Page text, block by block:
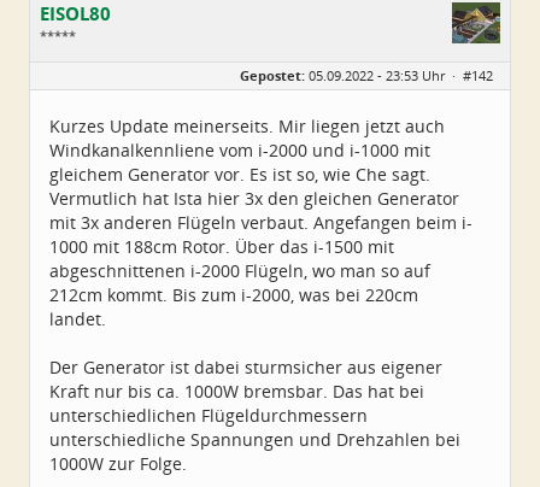
EISOL80
*****
Alter:
45
Dabei seit:
07 / 2022
Gepostet: 05.09.2022 - 23:53 Uhr · #142
Kurzes Update meinerseits. Mir liegen jetzt auch
Windkanalkennliene vom i-2000 und i-1000 mit
gleichem Generator vor. Es ist so, wie Che sagt.
Vermutlich hat Ista hier 3x den gleichen Generator
mit 3x anderen Flügeln verbaut. Angefangen beim i-
1000 mit 188cm Rotor. Über das i-1500 mit
abgeschnittenen i-2000 Flügeln, wo man so auf
212cm kommt. Bis zum i-2000, was bei 220cm
landet.
Der Generator ist dabei sturmsicher aus eigener
Kraft nur bis ca. 1000W bremsbar. Das hat bei
unterschiedlichen Flügeldurchmessern
unterschiedliche Spannungen und Drehzahlen bei
1000W zur Folge.